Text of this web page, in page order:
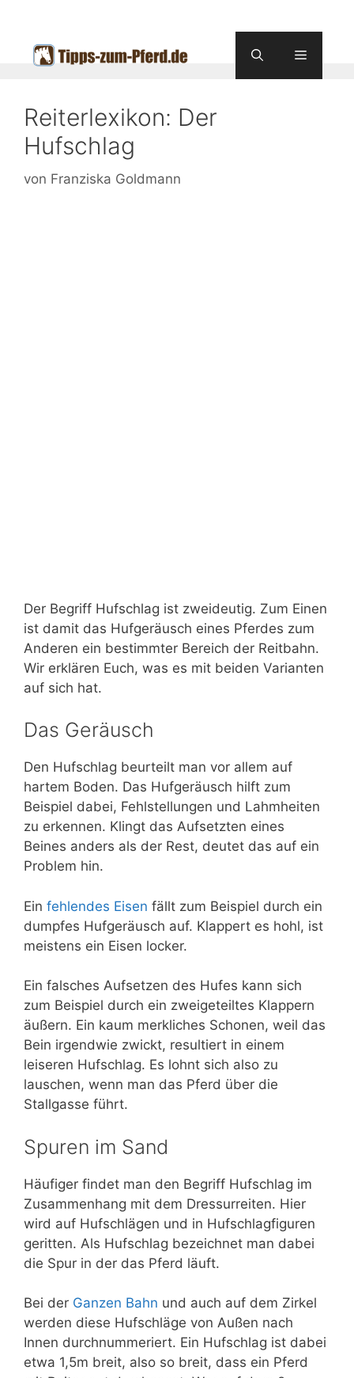
springen
Menü
Reiterlexikon: Der
Hufschlag
von Franziska Goldmann
Der Begriff Hufschlag ist zweideutig. Zum Einen
ist damit das Hufgeräusch eines Pferdes zum
Anderen ein bestimmter Bereich der Reitbahn.
Wir erklären Euch, was es mit beiden Varianten
auf sich hat.
Das Geräusch
Den Hufschlag beurteilt man vor allem auf
hartem Boden. Das Hufgeräusch hilft zum
Beispiel dabei, Fehlstellungen und Lahmheiten
zu erkennen. Klingt das Aufsetzten eines
Beines anders als der Rest, deutet das auf ein
Problem hin.
Ein fehlendes Eisen fällt zum Beispiel durch ein
dumpfes Hufgeräusch auf. Klappert es hohl, ist
meistens ein Eisen locker.
Ein falsches Aufsetzen des Hufes kann sich
zum Beispiel durch ein zweigeteiltes Klappern
äußern. Ein kaum merkliches Schonen, weil das
Bein irgendwie zwickt, resultiert in einem
leiseren Hufschlag. Es lohnt sich also zu
lauschen, wenn man das Pferd über die
Stallgasse führt.
Spuren im Sand
Häufiger findet man den Begriff Hufschlag im
Zusammenhang mit dem Dressurreiten. Hier
wird auf Hufschlägen und in Hufschlagfiguren
geritten. Als Hufschlag bezeichnet man dabei
die Spur in der das Pferd läuft.
Bei der Ganzen Bahn und auch auf dem Zirkel
werden diese Hufschläge von Außen nach
Innen durchnummeriert. Ein Hufschlag ist dabei
etwa 1,5m breit, also so breit, dass ein Pferd